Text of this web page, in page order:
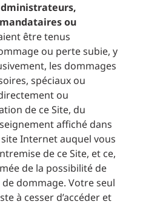
ou
être tenus
ou perte subie, y
les dommages
spéciaux ou
ou
de ce Site, du
affiché dans
Internet auquel vous
de ce Site, et ce,
de la possibilité de
dommage. Votre seul
à cesser d’accéder et